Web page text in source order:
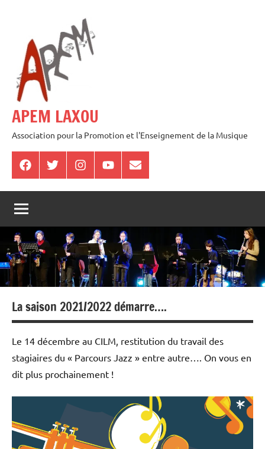
contenu
APEM LAXOU
Association pour la Promotion et l'Enseignement de la Musique
FacebookTwitterInstagramYoutube
E-
mail
La saison 2021/2022 démarre….
Le 14 décembre au CILM, restitution du travail des
stagiaires du « Parcours Jazz » entre autre…. On vous en
dit plus prochainement !